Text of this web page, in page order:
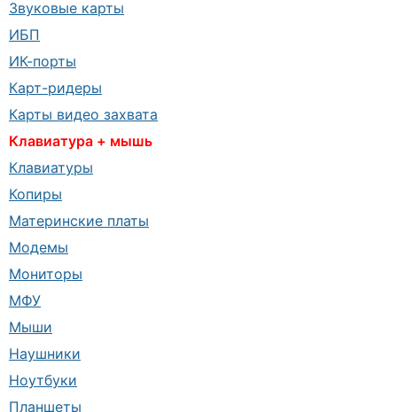
Звуковые карты
ИБП
ИК-порты
Карт-ридеры
Карты видео захвата
Клавиатура + мышь
Клавиатуры
Копиры
Материнские платы
Модемы
Мониторы
МФУ
Мыши
Наушники
Ноутбуки
Планшеты